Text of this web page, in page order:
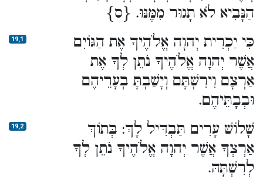
הַנָּבִיא לֹא תָגוּר מִמֶּנּוּ. {ס}
19,1
כִּי יַכְרִית יְהוָה אֱלֹהֶיךָ אֶת הַגּוֹיִם
אֲשֶׁר יְהוָה אֱלֹהֶיךָ נֹתֵן לְךָ אֶת
אַרְצָם וִירִשְׁתָּם וְיָשַׁבְתָּ בְעָרֵיהֶם
וּבְבָתֵּיהֶם.
19,2
שָׁלוֹשׁ עָרִים תַּבְדִּיל לָךְ: בְּתוֹךְ
אַרְצְךָ אֲשֶׁר יְהוָה אֱלֹהֶיךָ נֹתֵן לְךָ
לְרִשְׁתָּהּ.